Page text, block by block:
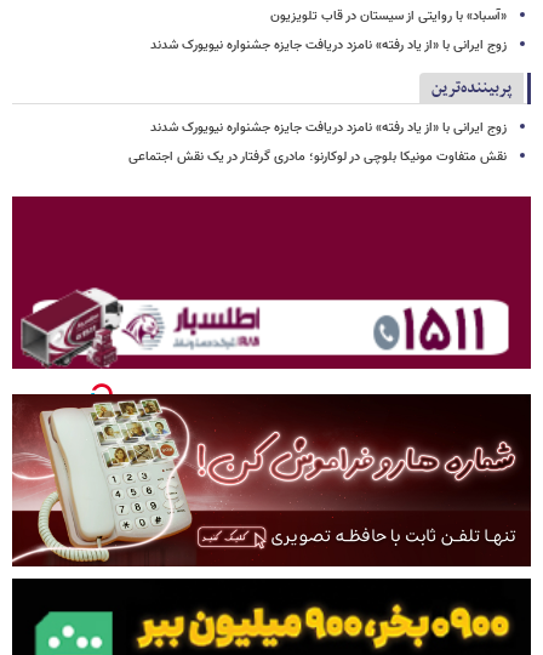
«آسباد» با روایتی از سیستان در قاب تلویزیون
زوج ایرانی با «از یاد رفته» نامزد دریافت جایزه جشنواره نیویورک شدند
پربیننده‌ترین
زوج ایرانی با «از یاد رفته» نامزد دریافت جایزه جشنواره نیویورک شدند
نقش متفاوت مونیکا بلوچی در لوکارنو؛ مادری گرفتار در یک نقش اجتماعی